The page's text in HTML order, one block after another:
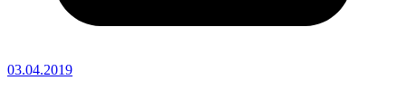
03.04.2019